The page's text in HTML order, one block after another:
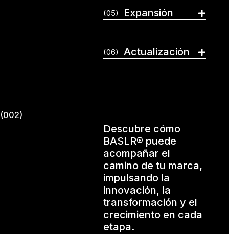
(05) Expansión
(06) Actualización
(002)
Descubre cómo
BASLR® puede
acompañar el
camino de tu marca,
impulsando la
innovación, la
transformación y el
crecimiento en cada
etapa.